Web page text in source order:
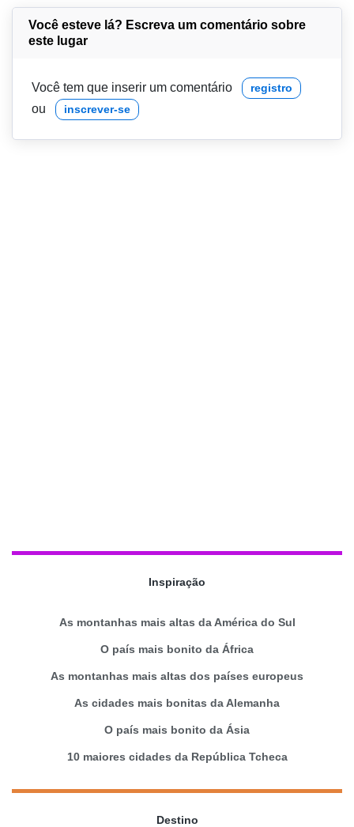
Você esteve lá? Escreva um comentário sobre
este lugar
Você tem que inserir um comentário registro
ou inscrever-se
Inspiração
As montanhas mais altas da América do Sul
O país mais bonito da África
As montanhas mais altas dos países europeus
As cidades mais bonitas da Alemanha
O país mais bonito da Ásia
10 maiores cidades da República Tcheca
Destino